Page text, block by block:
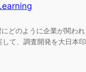
どのように企業が関われ
て、調査開発を大日本印